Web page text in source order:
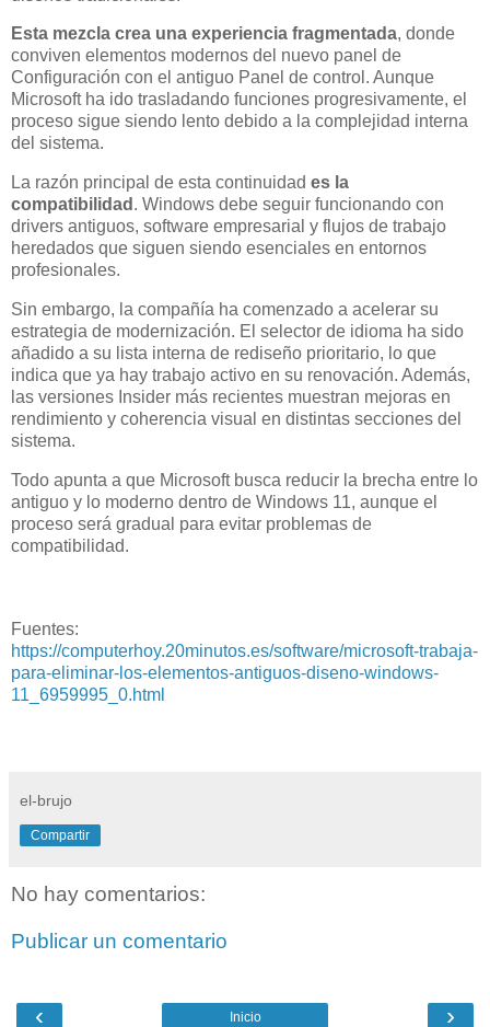
Esta mezcla crea una experiencia fragmentada, donde
conviven elementos modernos del nuevo panel de
Configuración con el antiguo Panel de control. Aunque
Microsoft ha ido trasladando funciones progresivamente, el
proceso sigue siendo lento debido a la complejidad interna
del sistema.
La razón principal de esta continuidad es la
compatibilidad . Windows debe seguir funcionando con
drivers antiguos, software empresarial y flujos de trabajo
heredados que siguen siendo esenciales en entornos
profesionales.
Sin embargo, la compañía ha comenzado a acelerar su
estrategia de modernización. El selector de idioma ha sido
añadido a su lista interna de rediseño prioritario, lo que
indica que ya hay trabajo activo en su renovación. Además,
las versiones Insider más recientes muestran mejoras en
rendimiento y coherencia visual en distintas secciones del
sistema.
Todo apunta a que Microsoft busca reducir la brecha entre lo
antiguo y lo moderno dentro de Windows 11, aunque el
proceso será gradual para evitar problemas de
compatibilidad.
Fuentes:
https://computerhoy.20minutos.es/software/microsoft-trabaja-
para-eliminar-los-elementos-antiguos-diseno-windows-
11_6959995_0.html
el-brujo
Compartir
No hay comentarios:
Publicar un comentario
‹ ›
Inicio